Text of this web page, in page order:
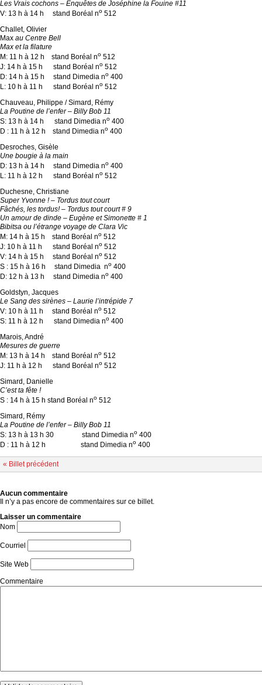
Les Vrais cochons – Enquêtes de Joséphine la Fouine #11
V: 13 h à 14 h stand Boréal no 512
Challet, Olivier
Max au Centre Bell
Max et la filature
M: 11 h à 12 h stand Boréal no 512
J: 14 h à 15 h stand Boréal no 512
D: 14 h à 15 h stand Dimedia no 400
L: 10 h à 11 h stand Boréal no 512
Chauveau, Philippe / Simard, Rémy
La Poutine de l’enfer – Billy Bob 11
S: 13 h à 14 h stand Dimedia no 400
D : 11 h à 12 h stand Dimedia no 400
Desroches, Gisèle
Une bougie à la main
D: 13 h à 14 h stand Dimedia no 400
L: 11 h à 12 h stand Boréal no 512
Duchesne, Christiane
Super Yvonne ! – Tordus tout court
Fâchés, les tordus! – Tordus tout court # 9
Un amour de dinde – Eugène et Simonette # 1
Bibitsa ou l’étrange voyage de Clara Vic
M: 14 h à 15 h stand Boréal no 512
J: 10 h à 11 h stand Boréal no 512
V: 14 h à 15 h stand Boréal no 512
S : 15 h à 16 h stand Dimedia no 400
D: 12 h à 13 h stand Dimedia no 400
Goldstyn, Jacques
Le Sang des sirènes – Laurie l’intrépide 7
V: 10 h à 11 h stand Boréal no 512
S: 11 h à 12 h stand Dimedia no 400
Marois, André
Mesures de guerre
M: 13 h à 14 h stand Boréal no 512
J: 11 h à 12 h stand Boréal no 512
Simard, Danielle
C’est ta fête !
S : 14 h à 15 h stand Boréal no 512
Simard, Rémy
La Poutine de l’enfer – Billy Bob 11
S: 13 h à 13 h 30 stand Dimedia no 400
D : 11 h à 12 h stand Dimedia no 400
« Billet précédent
Aucun commentaire
Il n’y a pas encore de commentaires sur ce billet.
Laisser un commentaire
Nom
Courriel
Site Web
Commentaire